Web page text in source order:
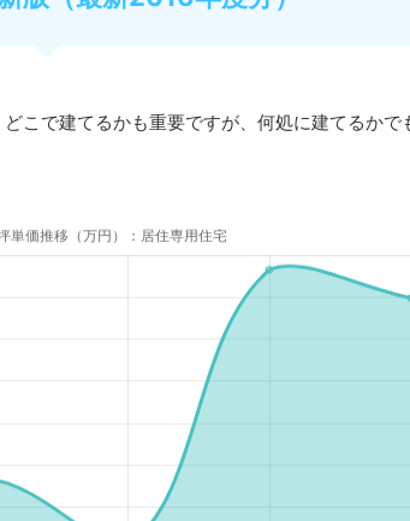
こで建てるかも重要ですが、何処に建てるかで